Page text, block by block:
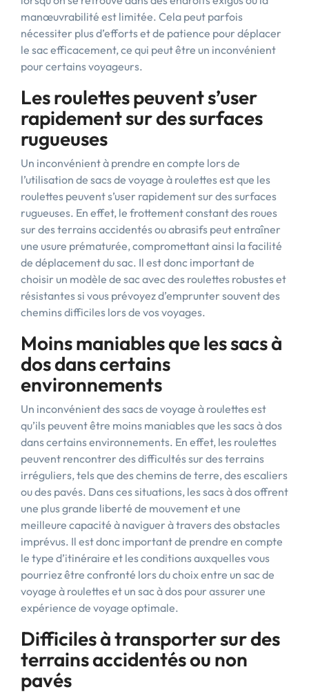
manœuvrabilité est limitée. Cela peut parfois
nécessiter plus d’efforts et de patience pour déplacer
le sac efficacement, ce qui peut être un inconvénient
pour certains voyageurs.
Les roulettes peuvent s’user
rapidement sur des surfaces
rugueuses
Un inconvénient à prendre en compte lors de
l’utilisation de sacs de voyage à roulettes est que les
roulettes peuvent s’user rapidement sur des surfaces
rugueuses. En effet, le frottement constant des roues
sur des terrains accidentés ou abrasifs peut entraîner
une usure prématurée, compromettant ainsi la facilité
de déplacement du sac. Il est donc important de
choisir un modèle de sac avec des roulettes robustes et
résistantes si vous prévoyez d’emprunter souvent des
chemins difficiles lors de vos voyages.
Moins maniables que les sacs à
dos dans certains
environnements
Un inconvénient des sacs de voyage à roulettes est
qu’ils peuvent être moins maniables que les sacs à dos
dans certains environnements. En effet, les roulettes
peuvent rencontrer des difficultés sur des terrains
irréguliers, tels que des chemins de terre, des escaliers
ou des pavés. Dans ces situations, les sacs à dos offrent
une plus grande liberté de mouvement et une
meilleure capacité à naviguer à travers des obstacles
imprévus. Il est donc important de prendre en compte
le type d’itinéraire et les conditions auxquelles vous
pourriez être confronté lors du choix entre un sac de
voyage à roulettes et un sac à dos pour assurer une
expérience de voyage optimale.
Difficiles à transporter sur des
terrains accidentés ou non
pavés